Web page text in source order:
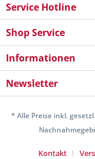
Service Hotline
Shop Service
Informationen
Newsletter
* Alle Preise inkl.
Kontakt